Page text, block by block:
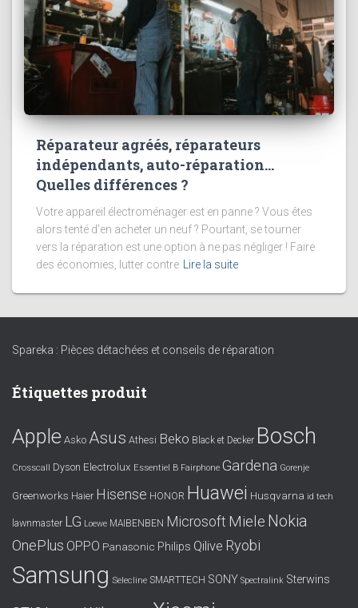
Réparateur agréés, réparateurs
indépendants, auto-réparation…
Quelles différences ?
Votre appareil électroménager est en panne ? Vous êtes
alors tenté d’en acheter un neuf ? Pourtant, se tourner
vers la réparation est une option à ne pas négliger ! Faire
des économies, lutter contre Lire la suite
Spareka : Pièces détachées et conseils de réparation
Étiquettes produit
Apple Asko Asus Athesi Beko Black et Decker Bosch
Crosscall Dyson Electrolux Essentiel B Fairphone Gardena Gorenje
Greenworks Haier Hisense HONOR Huawei Husqvarna id tech
lawnmaster LG Loewe MAIBENBEN Microsoft Miele Nokia
OnePlus OPPO Panasonic Philips Qilive Ryobi
Samsung Selecline SMARTTECH SONY Spectralink Sterwins